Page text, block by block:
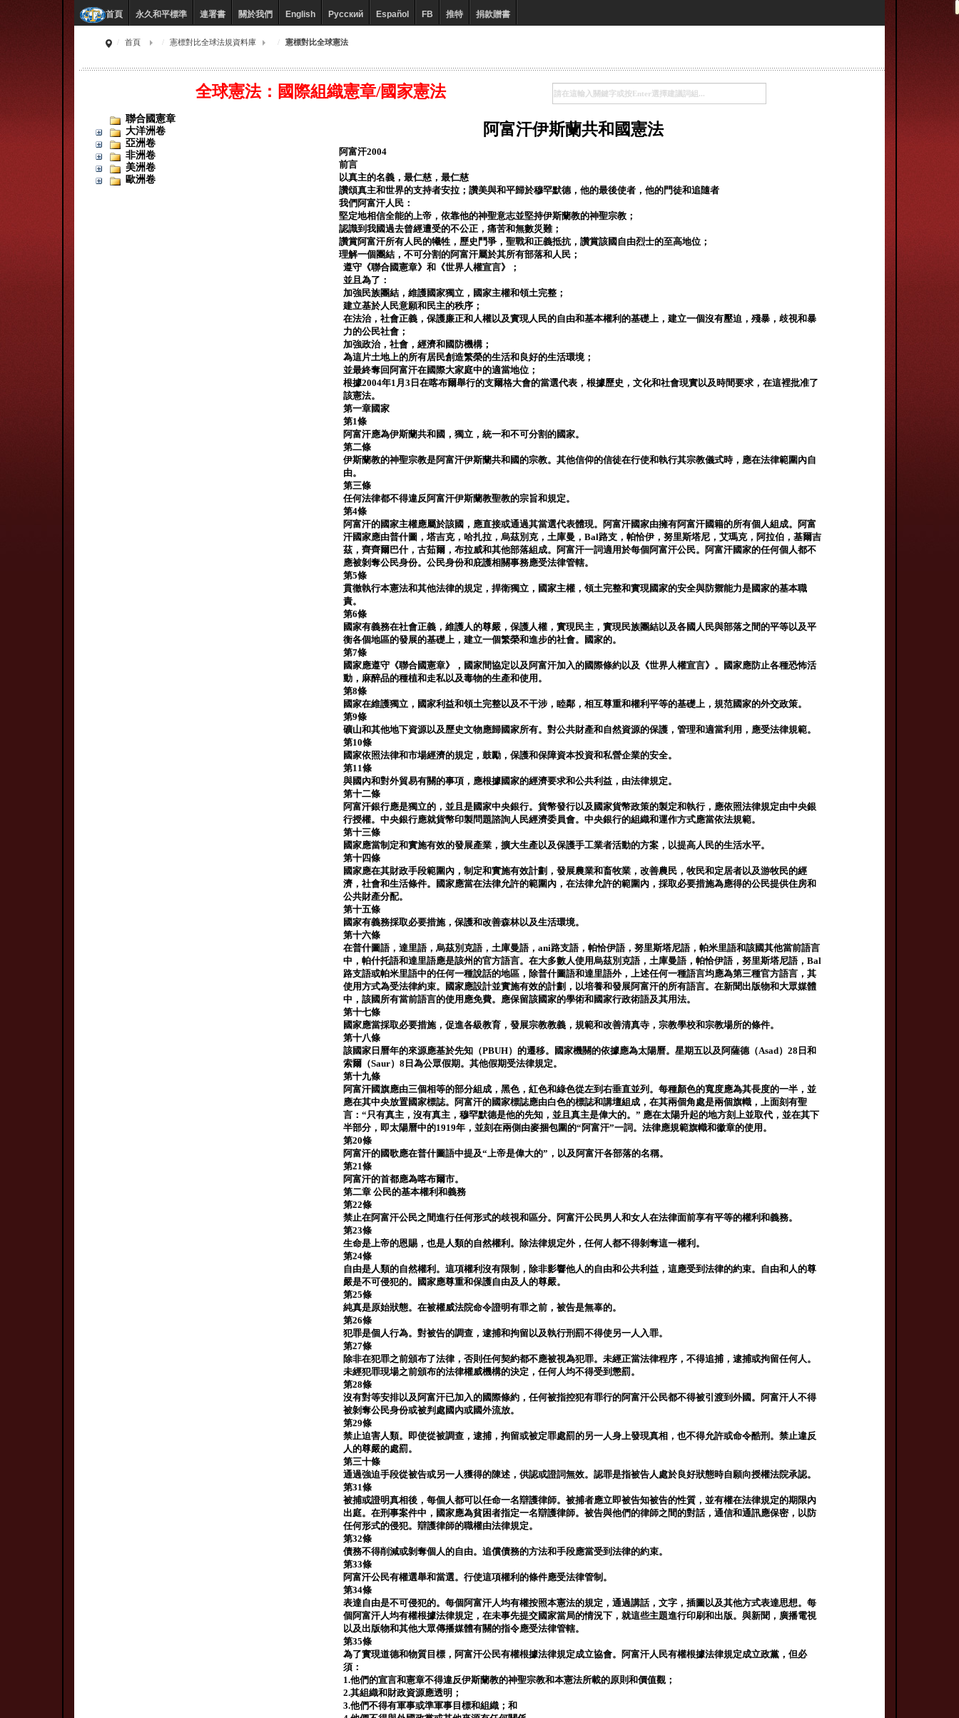
首頁 永久和平標準 連署書 關於我們 English Русский Español FB 推特 捐款贈書
首頁 憲標對比全球法規資料庫 憲標對比全球憲法
全球憲法：國際組織憲章/國家憲法
聯合國憲章
大洋洲卷
亞洲卷
非洲卷
美洲卷
歐洲卷
阿富汗伊斯蘭共和國憲法
阿富汗2004
前言
以真主的名義，最仁慈，最仁慈
讚頌真主和世界的支持者安拉；讚美與和平歸於穆罕默德，他的最後使者，他的門徒和追隨者
我們阿富汗人民：
堅定地相信全能的上帝，依靠他的神聖意志並堅持伊斯蘭教的神聖宗教；
認識到我國過去曾經遭受的不公正，痛苦和無數災難；
讚賞阿富汗所有人民的犧牲，歷史鬥爭，聖戰和正義抵抗，讚賞該國自由烈士的至高地位；
理解一個團結，不可分割的阿富汗屬於其所有部落和人民；
遵守《聯合國憲章》和《世界人權宣言》；
並且為了：
加強民族團結，維護國家獨立，國家主權和領土完整；
建立基於人民意願和民主的秩序；
在法治，社會正義，保護廉正和人權以及實現人民的自由和基本權利的基礎上，建立一個沒有壓迫，殘暴，歧視和暴
力的公民社會；
加強政治，社會，經濟和國防機構；
為這片土地上的所有居民創造繁榮的生活和良好的生活環境；
並最終奪回阿富汗在國際大家庭中的適當地位；
根據2004年1月3日在喀布爾舉行的支爾格大會的當選代表，根據歷史，文化和社會現實以及時間要求，在這裡批准了
該憲法。
第一章國家
第1條
阿富汗應為伊斯蘭共和國，獨立，統一和不可分割的國家。
第二條
伊斯蘭教的神聖宗教是阿富汗伊斯蘭共和國的宗教。其他信仰的信徒在行使和執行其宗教儀式時，應在法律範圍內自
由。
第三條
任何法律都不得違反阿富汗伊斯蘭教聖教的宗旨和規定。
第4條
阿富汗的國家主權應屬於該國，應直接或通過其當選代表體現。阿富汗國家由擁有阿富汗國籍的所有個人組成。阿富
汗國家應由普什圖，塔吉克，哈扎拉，烏茲別克，土庫曼，Bal路支，帕恰伊，努里斯塔尼，艾瑪克，阿拉伯，基爾吉
茲，齊齊爾巴什，古茹爾，布拉威和其他部落組成。阿富汗一詞適用於每個阿富汗公民。阿富汗國家的任何個人都不
應被剝奪公民身份。公民身份和庇護相關事務應受法律管轄。
第5條
貫徹執行本憲法和其他法律的規定，捍衛獨立，國家主權，領土完整和實現國家的安全與防禦能力是國家的基本職
責。
第6條
國家有義務在社會正義，維護人的尊嚴，保護人權，實現民主，實現民族團結以及各國人民與部落之間的平等以及平
衡各個地區的發展的基礎上，建立一個繁榮和進步的社會。國家的。
第7條
國家應遵守《聯合國憲章》，國家間協定以及阿富汗加入的國際條約以及《世界人權宣言》。國家應防止各種恐怖活
動，麻醉品的種植和走私以及毒物的生產和使用。
第8條
國家在維護獨立，國家利益和領土完整以及不干涉，睦鄰，相互尊重和權利平等的基礎上，規范國家的外交政策。
第9條
礦山和其他地下資源以及歷史文物應歸國家所有。對公共財產和自然資源的保護，管理和適當利用，應受法律規範。
第10條
國家依照法律和市場經濟的規定，鼓勵，保護和保障資本投資和私營企業的安全。
第11條
與國內和對外貿易有關的事項，應根據國家的經濟要求和公共利益，由法律規定。
第十二條
阿富汗銀行應是獨立的，並且是國家中央銀行。貨幣發行以及國家貨幣政策的製定和執行，應依照法律規定由中央銀
行授權。中央銀行應就貨幣印製問題諮詢人民經濟委員會。中央銀行的組織和運作方式應當依法規範。
第十三條
國家應當制定和實施有效的發展產業，擴大生產以及保護手工業者活動的方案，以提高人民的生活水平。
第十四條
國家應在其財政手段範圍內，制定和實施有效計劃，發展農業和畜牧業，改善農民，牧民和定居者以及游牧民的經
濟，社會和生活條件。國家應當在法律允許的範圍內，在法律允許的範圍內，採取必要措施為應得的公民提供住房和
公共財產分配。
第十五條
國家有義務採取必要措施，保護和改善森林以及生活環境。
第十六條
在普什圖語，達里語，烏茲別克語，土庫曼語，ani路支語，帕恰伊語，努里斯塔尼語，帕米里語和該國其他當前語言
中，帕什托語和達里語應是該州的官方語言。在大多數人使用烏茲別克語，土庫曼語，帕恰伊語，努里斯塔尼語，Bal
路支語或帕米里語中的任何一種說話的地區，除普什圖語和達里語外，上述任何一種語言均應為第三種官方語言，其
使用方式為受法律約束。國家應設計並實施有效的計劃，以培養和發展阿富汗的所有語言。在新聞出版物和大眾媒體
中，該國所有當前語言的使用應免費。應保留該國家的學術和國家行政術語及其用法。
第十七條
國家應當採取必要措施，促進各級教育，發展宗教教義，規範和改善清真寺，宗教學校和宗教場所的條件。
第十八條
該國家日曆年的來源應基於先知（PBUH）的遷移。國家機關的依據應為太陽曆。星期五以及阿薩德（Asad）28日和
索爾（Saur）8日為公眾假期。其他假期受法律規定。
第十九條
阿富汗國旗應由三個相等的部分組成，黑色，紅色和綠色從左到右垂直並列。每種顏色的寬度應為其長度的一半，並
應在其中央放置國家標誌。阿富汗的國家標誌應由白色的標誌和講壇組成，在其兩個角處是兩個旗幟，上面刻有聖
言：“只有真主，沒有真主，穆罕默德是他的先知，並且真主是偉大的。” 應在太陽升起的地方刻上並取代，並在其下
半部分，即太陽曆中的1919年，並刻在兩側由麥捆包圍的“阿富汗”一詞。法律應規範旗幟和徽章的使用。
第20條
阿富汗的國歌應在普什圖語中提及“上帝是偉大的”，以及阿富汗各部落的名稱。
第21條
阿富汗的首都應為喀布爾市。
第二章 公民的基本權利和義務
第22條
禁止在阿富汗公民之間進行任何形式的歧視和區分。阿富汗公民男人和女人在法律面前享有平等的權利和義務。
第23條
生命是上帝的恩賜，也是人類的自然權利。除法律規定外，任何人都不得剝奪這一權利。
第24條
自由是人類的自然權利。這項權利沒有限制，除非影響他人的自由和公共利益，這應受到法律的約束。自由和人的尊
嚴是不可侵犯的。國家應尊重和保護自由及人的尊嚴。
第25條
純真是原始狀態。在被權威法院命令證明有罪之前，被告是無辜的。
第26條
犯罪是個人行為。對被告的調查，逮捕和拘留以及執行刑罰不得使另一人入罪。
第27條
除非在犯罪之前頒布了法律，否則任何契約都不應被視為犯罪。未經正當法律程序，不得追捕，逮捕或拘留任何人。
未經犯罪現場之前頒布的法律權威機構的決定，任何人均不得受到懲罰。
第28條
沒有對等安排以及阿富汗已加入的國際條約，任何被指控犯有罪行的阿富汗公民都不得被引渡到外國。阿富汗人不得
被剝奪公民身份或被判處國內或國外流放。
第29條
禁止迫害人類。即使從被調查，逮捕，拘留或被定罪處罰的另一人身上發現真相，也不得允許或命令酷刑。禁止違反
人的尊嚴的處罰。
第三十條
通過強迫手段從被告或另一人獲得的陳述，供認或證詞無效。認罪是指被告人處於良好狀態時自願向授權法院承認。
第31條
被捕或證明真相後，每個人都可以任命一名辯護律師。被捕者應立即被告知被告的性質，並有權在法律規定的期限內
出庭。在刑事案件中，國家應為貧困者指定一名辯護律師。被告與他們的律師之間的對話，通信和通訊應保密，以防
任何形式的侵犯。辯護律師的職權由法律規定。
第32條
債務不得削減或剝奪個人的自由。追償債務的方法和手段應當受到法律的約束。
第33條
阿富汗公民有權選舉和當選。行使這項權利的條件應受法律管制。
第34條
表達自由是不可侵犯的。每個阿富汗人均有權按照本憲法的規定，通過講話，文字，插圖以及其他方式表達思想。每
個阿富汗人均有權根據法律規定，在未事先提交國家當局的情況下，就這些主題進行印刷和出版。與新聞，廣播電視
以及出版物和其他大眾傳播媒體有關的指令應受法律管轄。
第35條
為了實現道德和物質目標，阿富汗公民有權根據法律規定成立協會。阿富汗人民有權根據法律規定成立政黨，但必
須：
1.他們的宣言和憲章不得違反伊斯蘭教的神聖宗教和本憲法所載的原則和價值觀；
2.其組織和財政資源應透明；
3.他們不得有軍事或準軍事目標和組織；和